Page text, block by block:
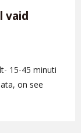
vaid
15-45 minuti
on see